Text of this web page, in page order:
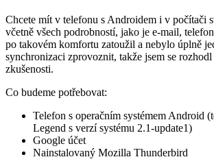
Chcete mít v telefonu s Androidem i v počítači
včetně všech podrobností, jako je e-mail,
po takovém komfortu zatoužil a nebylo úplně
synchronizaci zprovoznit, takže jsem se
zkušenosti.
Co budeme potřebovat:
Telefon s operačním systémem Android
Legend s verzí systému 2.1-update1)
Google účet
Nainstalovaný Mozilla Thunderbird